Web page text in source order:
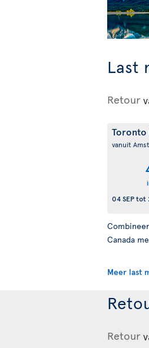
Last
Retour
Toronto
vanuit
04 SEPtot
Canada
Meer last
Retour